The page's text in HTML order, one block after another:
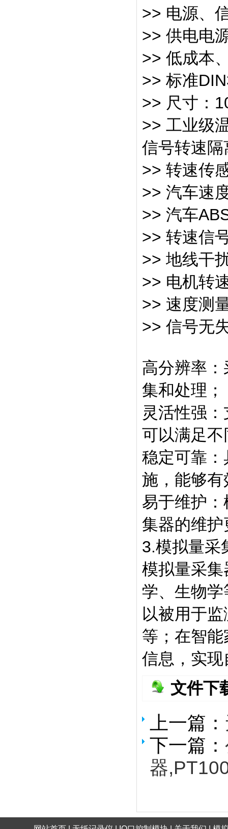
>> 电源、
>> 供电电
>> 低成本
>> 标准
>> 尺寸：
>> 工业级
信号转
>> 转速传
>> 汽车速
>> 汽车
>> 转速信
>> 地线干
>> 电机转
>> 速度测
>> 信号无
高分辨率
集和处理；
灵活性强
可以满足
稳定可靠
施，能够
易于维护
集器的维
3.模拟量采
模拟量采
学、生物
以被用于
等；在智
信息，实
文件下
上一篇：
下一篇：
器